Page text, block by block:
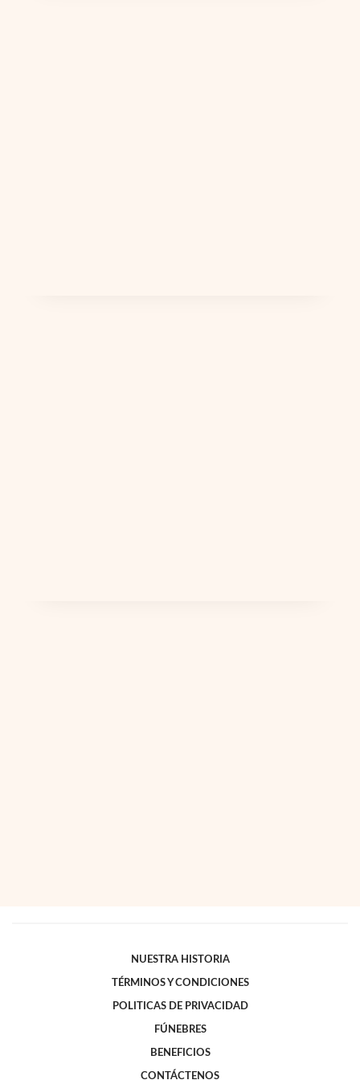
NUESTRA HISTORIA
TÉRMINOS Y CONDICIONES
POLITICAS DE PRIVACIDAD
FÚNEBRES
BENEFICIOS
CONTÁCTENOS